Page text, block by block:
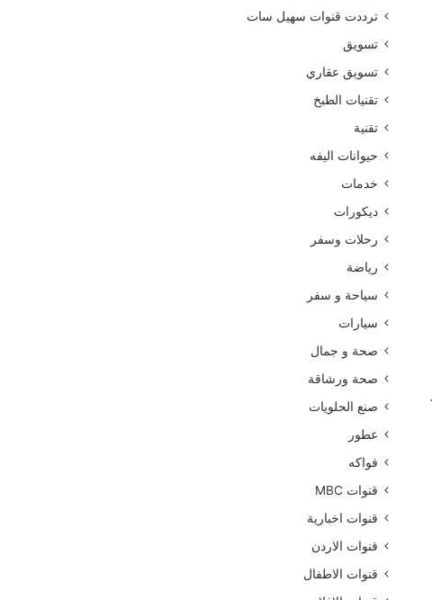
ترددت قنوات سهيل سات
تسويق
تسويق عقاري
تقنيات الطبخ
تقنية
حيوانات اليفه
خدمات
ديكورات
رحلات وسفر
رياضة
سياحة و سفر
سيارات
صحة و جمال
صحة ورشاقة
صنع الحلويات
عطور
فواكه
قنوات MBC
قنوات اخبارية
قنوات الاردن
قنوات الاطفال